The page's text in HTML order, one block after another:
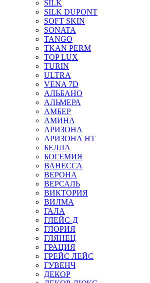
SILK
SILK DUPONT
SOFT SKIN
SONATA
TANGO
TKAN PERM
TOP LUX
TURIN
ULTRA
VENA 7D
АЛЬБАНО
АЛЬМЕРА
АМБЕР
АМИНА
АРИЗОНА
АРИЗОНА НТ
БЕЛЛА
БОГЕМИЯ
ВАНЕССА
ВЕРОНА
ВЕРСАЛЬ
ВИКТОРИЯ
ВИЛМА
ГАЛА
ГЛЕЙС-Д
ГЛОРИЯ
ГЛЯНЕЦ
ГРАЦИЯ
ГРЕЙС ЛЕЙС
ГУВЕНЧ
ДЕКОР